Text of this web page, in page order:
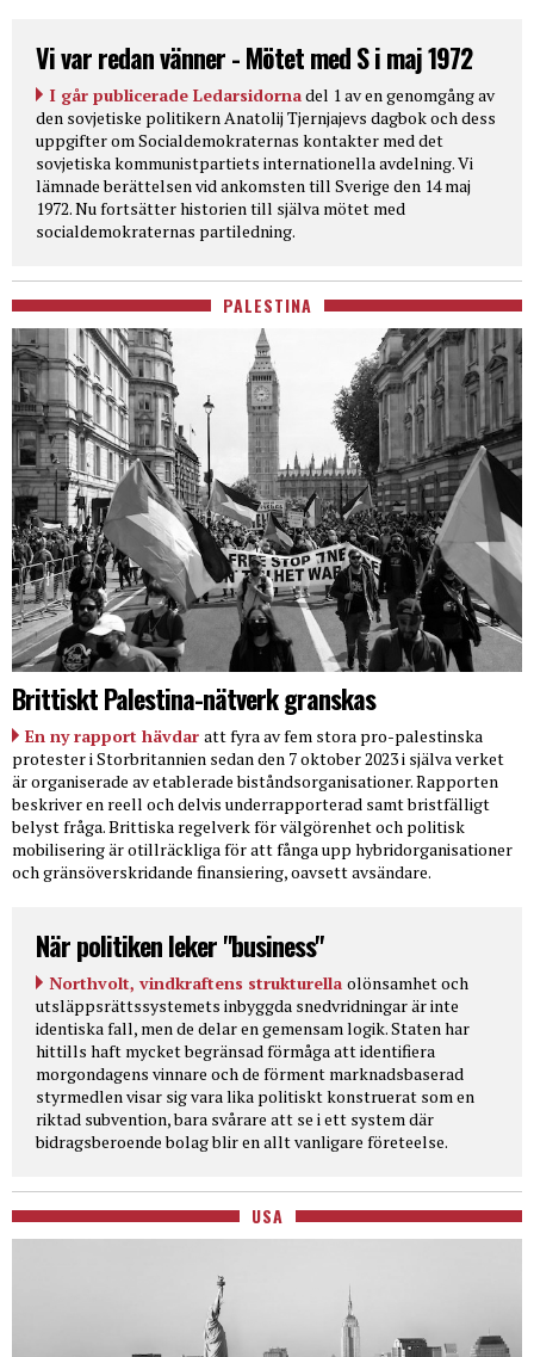
Vi var redan vänner - Mötet med S i maj 1972
I går publicerade Ledarsidornadel 1 av en genomgång av
den sovjetiske politikern Anatolij Tjernjajevs dagbok och dess
uppgifter om Socialdemokraternas kontakter med det
sovjetiska kommunistpartiets internationella avdelning. Vi
lämnade berättelsen vid ankomsten till Sverige den 14 maj
1972. Nu fortsätter historien till själva mötet med
socialdemokraternas partiledning.
PALESTINA
Brittiskt Palestina-nätverk granskas
En ny rapport hävdar att fyra av fem stora pro-palestinska
protester i Storbritannien sedan den 7 oktober 2023 i själva verket
är organiserade av etablerade biståndsorganisationer. Rapporten
beskriver en reell och delvis underrapporterad samt bristfälligt
belyst fråga. Brittiska regelverk för välgörenhet och politisk
mobilisering är otillräckliga för att fånga upp hybridorganisationer
och gränsöverskridande finansiering, oavsett avsändare.
När politiken leker "business"
Northvolt, vindkraftens strukturella olönsamhet och
utsläppsrättssystemets inbyggda snedvridningar är inte
identiska fall, men de delar en gemensam logik. Staten har
hittills haft mycket begränsad förmåga att identifiera
morgondagens vinnare och de förment marknadsbaserad
styrmedlen visar sig vara lika politiskt konstruerat som en
riktad subvention, bara svårare att se i ett system där
bidragsberoende bolag blir en allt vanligare företeelse.
USA